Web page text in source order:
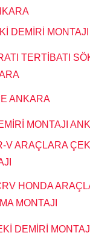
DEMİRİ
TERTİBATI
ANKARA
MONTAJI
V ARAÇLARA
HONDA
MONTAJI
DEMİRİ